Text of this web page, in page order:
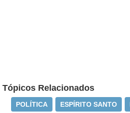
Tópicos Relacionados
POLÍTICA ESPÍRITO SANTO